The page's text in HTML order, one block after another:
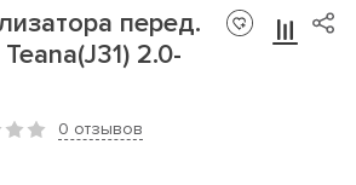
перед.
2.0-
0 отзывов